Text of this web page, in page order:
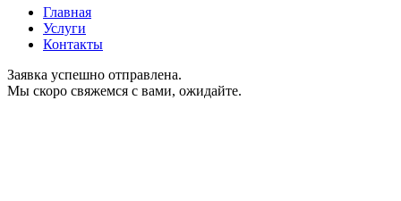
Главная
Услуги
Контакты
Заявка успешно отправлена.
Мы скоро свяжемся с вами, ожидайте.